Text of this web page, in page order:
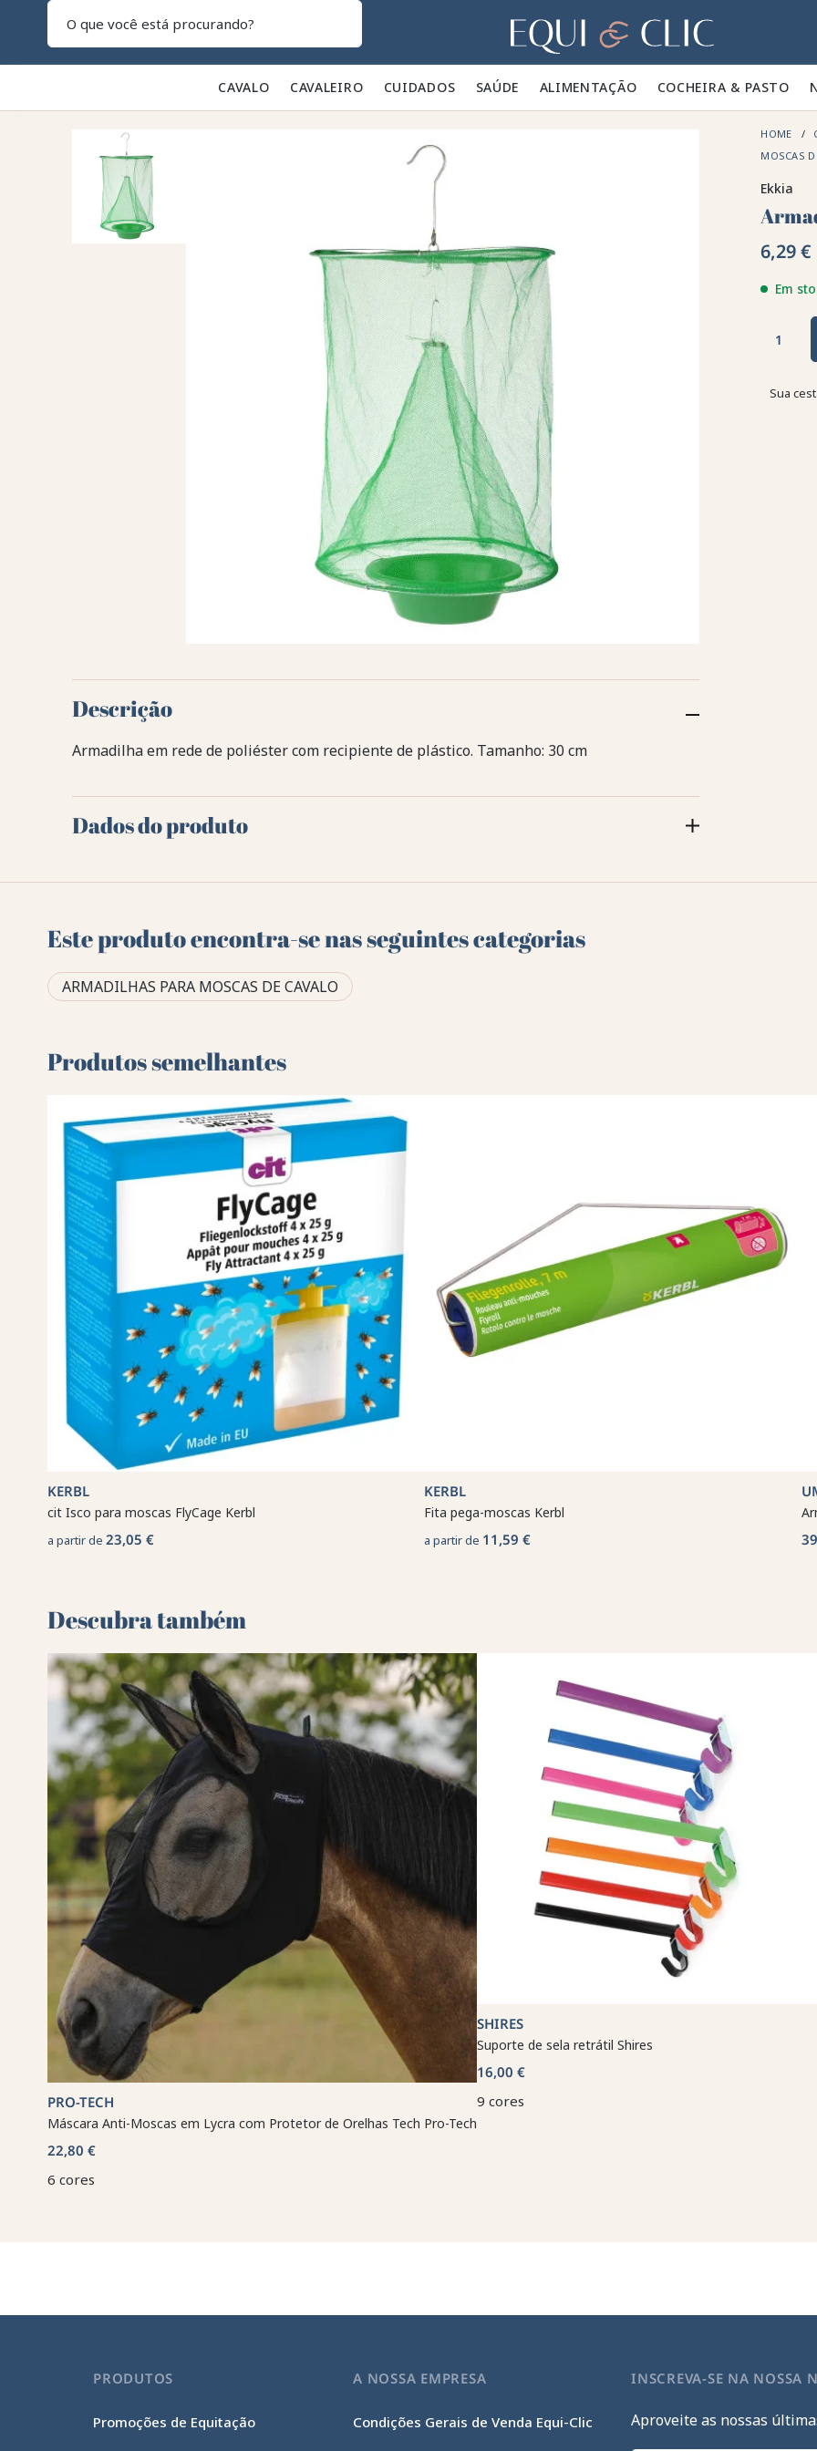
Lar
CAVALO 🐎 CAVALEIRO 👕 CUIDADOS 🪮 SAÚDE ✨ ALIMENTAÇÃO 🥕 COCHEIRA & PASTO 🍃
HOME
MOSCAS
Ekkia
6,29 €
Em
Sua
Descrição
Armadilha em rede de poliéster com recipiente de plástico. Tamanho: 30 cm
Dados do produto
Este produto encontra-se nas seguintes categorias
ARMADILHAS PARA MOSCAS DE CAVALO
Produtos semelhantes
KERBL
cit Isco para moscas FlyCage Kerbl
a partir de23,05 €
KERBL
Fita pega-moscas Kerbl
a partir de 11,59 €
Descubra também 🌻
PRO-TECH
Máscara Anti-Moscas em Lycra com Protetor de Orelhas Tech Pro-Tech
22,80 €
6 cores
SHIRES
Suporte de sela retrátil Shires
16,00 €
9 cores
PRODUTOS
Promoções de Equitação
A NOSSA EMPRESA
Condições Gerais de Venda Equi-Clic
INSCREVA-SE NA NOSSA
Aproveite as nossas